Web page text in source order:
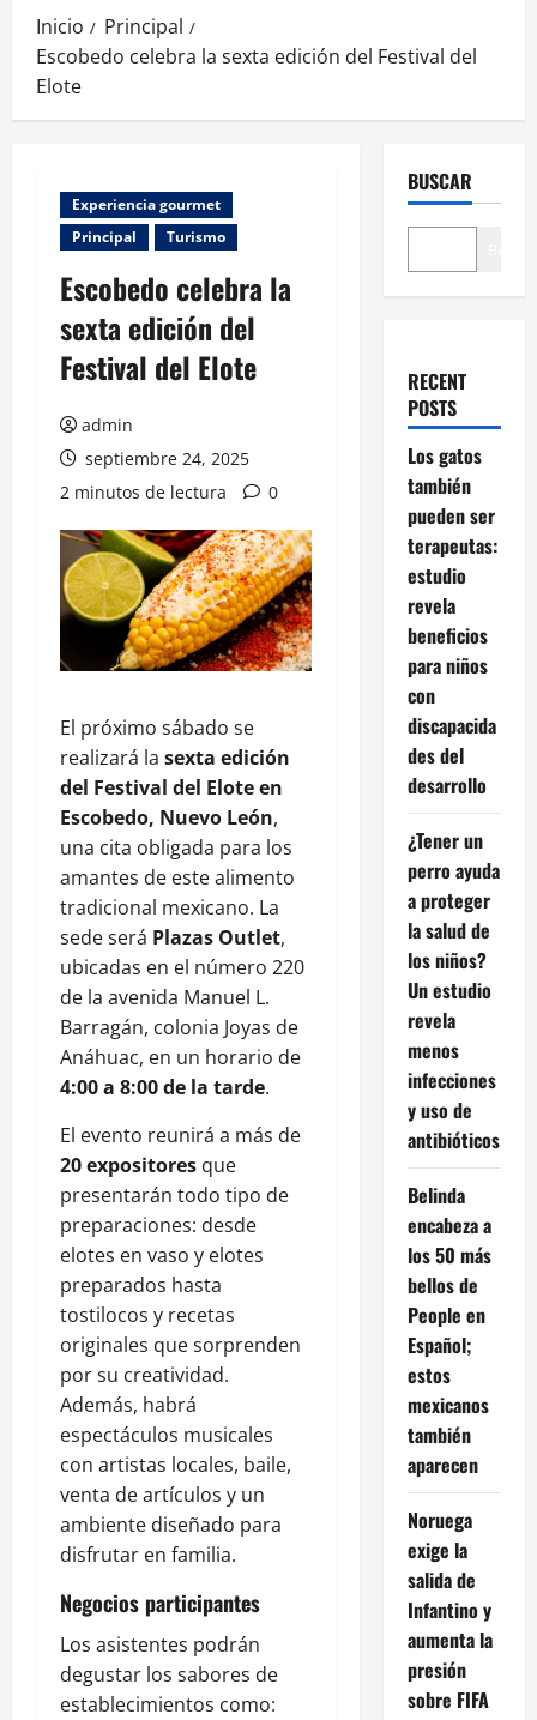
Inicio
Principal
Escobedo celebra la sexta edición del Festival del
Elote
Experiencia gourmet
Principal
Turismo
Escobedo celebra la
sexta edición del
Festival del Elote
admin
septiembre 24, 2025
2 minutos de lectura
0
El próximo sábado se
realizará la sexta edición
del Festival del Elote en
Escobedo, Nuevo León,
una cita obligada para los
amantes de este alimento
tradicional mexicano. La
sede será Plazas Outlet,
ubicadas en el número 220
de la avenida Manuel L.
Barragán, colonia Joyas de
Anáhuac, en un horario de
4:00 a 8:00 de la tarde.
El evento reunirá a más de
20 expositores que
presentarán todo tipo de
preparaciones: desde
elotes en vaso y elotes
preparados hasta
tostilocos y recetas
originales que sorprenden
por su creatividad.
Además, habrá
espectáculos musicales
con artistas locales, baile,
venta de artículos y un
ambiente diseñado para
disfrutar en familia.
Negocios participantes
Los asistentes podrán
degustar los sabores de
establecimientos como:
BUSCAR
RECENT
POSTS
Los gatos
también
pueden ser
terapeutas:
estudio
revela
beneficios
para niños
con
discapacida
des del
desarrollo
¿Tener un
perro ayuda
a proteger
la salud de
los niños?
Un estudio
revela
menos
infecciones
y uso de
antibióticos
Belinda
encabeza a
los 50 más
bellos de
People en
Español;
estos
mexicanos
también
aparecen
Noruega
exige la
salida de
Infantino y
aumenta la
presión
sobre FIFA